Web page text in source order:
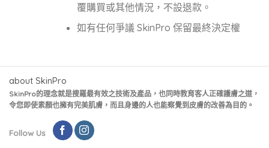
覆購買或其他情況，不設退款。
如有任何爭議 SkinPro 保留最終決定權
about SkinPro
SkinPro的理念就是搜羅最有效之技術及產品，也同時教育客人正確護膚之道，
令您即使素顏也擁有完美肌膚，而且身邊的人也能察覺到皮膚的改善為目的。
Follow Us